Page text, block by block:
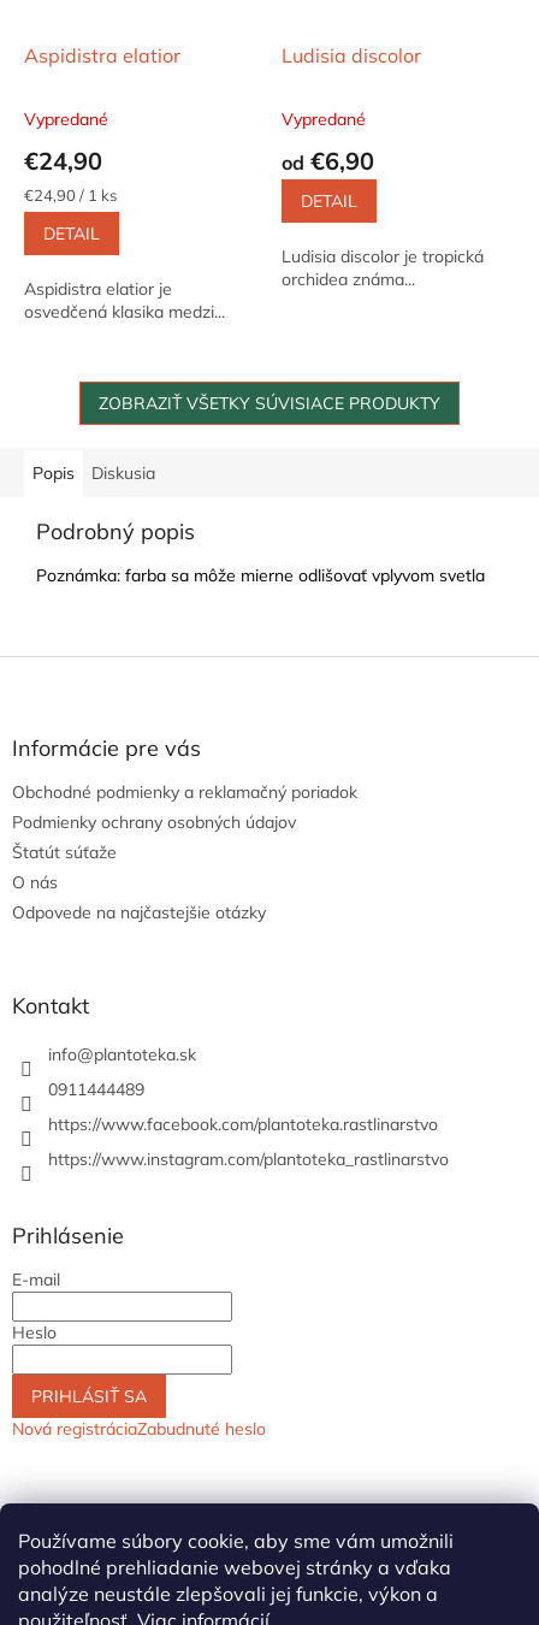
Používame súbory cookie, aby sme vám umožnili
pohodlné prehliadanie webovej stránky a vďaka
analýze neustále zlepšovali jej funkcie, výkon a
použiteľnosť. Viac informácií
Aspidistra elatior
Vypredané
€24,90
Jednotková
cena:
€24,90 / 1 ks
DETAIL
Aspidistra elatior je
osvedčená klasika medzi...
Ludisia discolor
Vypredané
od €6,90
DETAIL
Ludisia discolor je tropická
orchidea známa...
ZOBRAZIŤ VŠETKY SÚVISIACE PRODUKTY
Popis Diskusia
Podrobný popis
Poznámka: farba sa môže mierne odlišovať vplyvom svetla
Z
Informácie pre vás
Obchodné podmienky a reklamačný poriadok
Podmienky ochrany osobných údajov
Štatút súťaže
O nás
Odpovede na najčastejšie otázky
Kontakt
info@plantoteka.sk
0911444489
https://www.facebook.com/plantoteka.rastlinarstvo
https://www.instagram.com/plantoteka_rastlinarstvo
Prihlásenie
E-mail
Heslo
PRIHLÁSIŤ SA
Nová registráciaZabudnuté heslo